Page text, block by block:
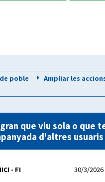
poble
Ampliar les
que viu sola o que
d'altres usuaris
- FI
30/3/